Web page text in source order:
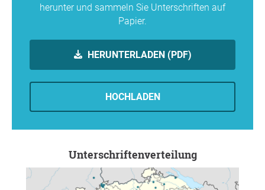
herunter und sammeln Sie Unterschriften auf
Papier.
HERUNTERLADEN (PDF)
HOCHLADEN
Unterschriftenverteilung